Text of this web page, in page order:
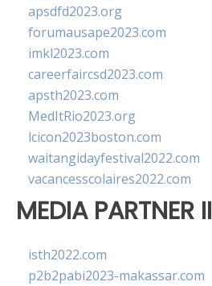
apsdfd2023.org
forumausape2023.com
imkl2023.com
careerfaircsd2023.com
apsth2023.com
MedItRio2023.org
lcicon2023boston.com
waitangidayfestival2022.com
vacancesscolaires2022.com
MEDIA PARTNER II
isth2022.com
p2b2pabi2023-makassar.com